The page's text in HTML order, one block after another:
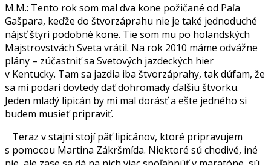
M.M.: Tento rok som mal dva kone požičané od Paľa
Gašpara, keďže do štvorzáprahu nie je také jednoduché
nájsť štyri podobné kone. Tie som mu po holandských
Majstrovstvách Sveta vrátil. Na rok 2010 máme odvážne
plány – zúčastniť sa Svetových jazdeckých hier
v Kentucky. Tam sa jazdia iba štvorzáprahy, tak dúfam, že
sa mi podarí dovtedy dať dohromady ďalšiu štvorku.
Jeden mladý lipicán by mi mal dorásť a ešte jedného si
budem musieť pripraviť.
Teraz v stajni stojí päť lipicánov, ktoré pripravujem
s pomocou Martina Zákršmída. Niektoré sú chodivé, iné